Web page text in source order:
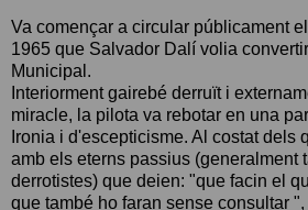
Va començar a circular públicament
1965 que Salvador Dalí volia
Municipal.
Interiorment gairebé derruït i
miracle, la pilota va rebotar en una
Ironia i d'escepticisme. Al costat dels
amb els eterns passius (generalment
derrotistes) que deien: "que facin el
que també ho faran sense consultar